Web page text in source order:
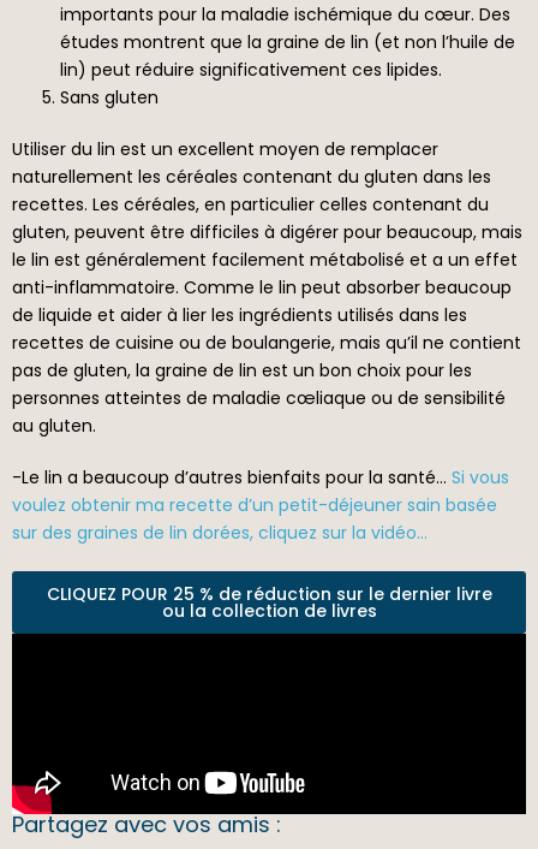
importants pour la maladie ischémique du cœur. Des
études montrent que la graine de lin (et non l’huile de
lin) peut réduire significativement ces lipides.
Sans gluten
Utiliser du lin est un excellent moyen de remplacer
naturellement les céréales contenant du gluten dans les
recettes. Les céréales, en particulier celles contenant du
gluten, peuvent être difficiles à digérer pour beaucoup, mais
le lin est généralement facilement métabolisé et a un effet
anti-inflammatoire. Comme le lin peut absorber beaucoup
de liquide et aider à lier les ingrédients utilisés dans les
recettes de cuisine ou de boulangerie, mais qu’il ne contient
pas de gluten, la graine de lin est un bon choix pour les
personnes atteintes de maladie cœliaque ou de sensibilité
au gluten.
-Le lin a beaucoup d’autres bienfaits pour la santé… Si vous
voulez obtenir ma recette d’un petit-déjeuner sain basée
sur des graines de lin dorées, cliquez sur la vidéo…
CLIQUEZ POUR 25 % de réduction sur le dernier livre
ou la collection de livres
Partagez avec vos amis :